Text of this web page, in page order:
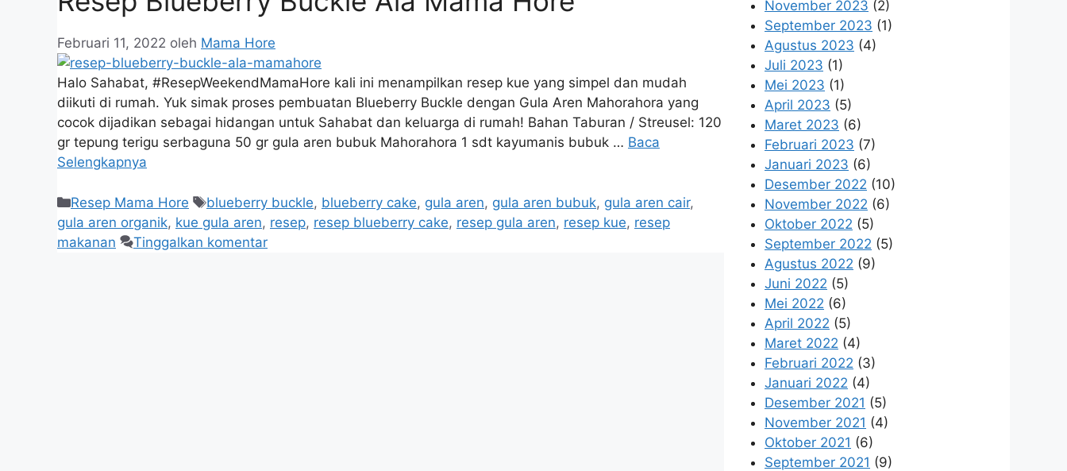
Februari 11, 2022 oleh Mama Hore
Halo Sahabat, #ResepWeekendMamaHore kali ini menampilkan resep kue yang simpel dan mudah
diikuti di rumah. Yuk simak proses pembuatan Blueberry Buckle dengan Gula Aren Mahorahora yang
cocok dijadikan sebagai hidangan untuk Sahabat dan keluarga di rumah! Bahan Taburan / Streusel: 120
gr tepung terigu serbaguna 50 gr gula aren bubuk Mahorahora 1 sdt kayumanis bubuk … Baca
Selengkapnya
Resep Mama Hore blueberry buckle, blueberry cake, gula aren, gula aren bubuk, gula aren cair,
gula aren organik, kue gula aren, resep, resep blueberry cake, resep gula aren, resep kue, resep
makanan
Tinggalkan komentar
November 2023 (2)
September 2023 (1)
Agustus 2023 (4)
Juli 2023 (1)
Mei 2023 (1)
April 2023 (5)
Maret 2023 (6)
Februari 2023 (7)
Januari 2023 (6)
Desember 2022 (10)
November 2022 (6)
Oktober 2022 (5)
September 2022 (5)
Agustus 2022 (9)
Juni 2022 (5)
Mei 2022 (6)
April 2022 (5)
Maret 2022 (4)
Februari 2022 (3)
Januari 2022 (4)
Desember 2021 (5)
November 2021 (4)
Oktober 2021 (6)
September 2021 (9)